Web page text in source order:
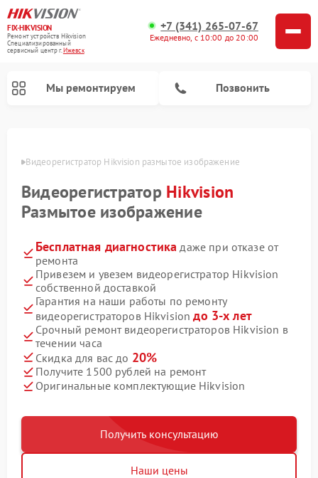
FIX-HIKVISION
Ремонт устройств Hikvision
Специализированный
cервисный центр г.Ижевск
+7 (341) 265-07-67
Ежедневно, с 10:00 до 20:00
Мы ремонтируем Позвонить
Видеорегистратор Hikvision размытое изображение
Видеорегистратор Hikvision
Размытое изображение
Бесплатная диагностика даже при отказе от
ремонта
Привезем и увезем видеорегистратор Hikvision
собственной доставкой
Гарантия на наши работы по ремонту
видеорегистраторов Hikvisionдо 3-х лет
Срочный ремонт видеорегистраторов Hikvision в
течении часа
Скидка для вас до 20%
Получите 1500 рублей на ремонт
Оригинальные комплектующие Hikvision
Получить консультацию
Наши цены